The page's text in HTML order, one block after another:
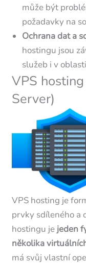
může být
požadavky na
Ochrana dat a
hostingu jsou
služeb i v
VPS
Server)
VPS hosting je
prvky sdíleného a
hostingu je jeden
několika
má svůj vlastní